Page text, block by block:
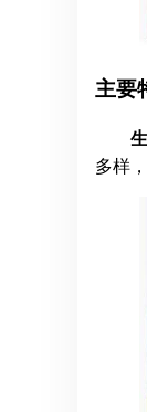
主要
多样